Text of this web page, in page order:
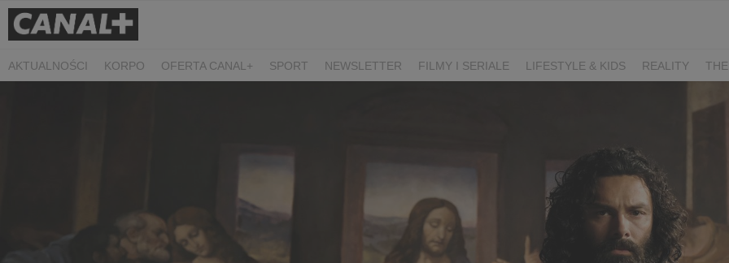
AKTUALNOŚCI KORPO OFERTA CANAL+ SPORT NEWSLETTER FILMY I SERIALE LIFESTYLE & KIDS REALITY